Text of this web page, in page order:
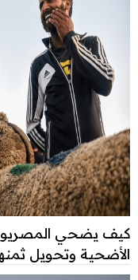
كيف يضحي
الأضحية وتحويل